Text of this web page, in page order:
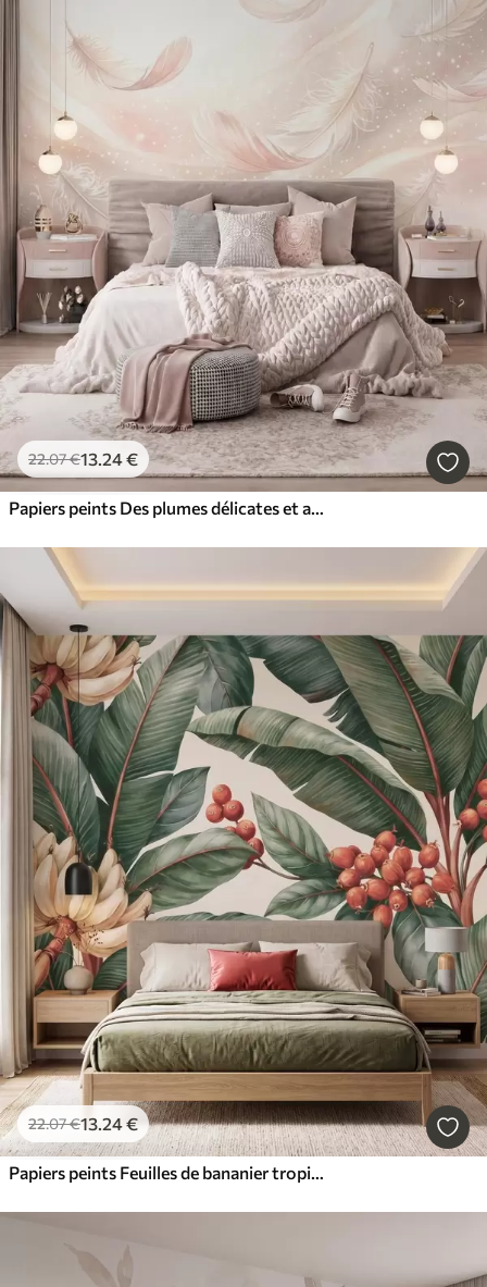
22.07€13.24€
Papiers peints Des plumes délicates et aériennes, nimbées d'une brume rose-pêche aux reflets chatoyants
22.07€13.24€
Papiers peints Feuilles de bananier tropicales ornées de grappes de baies de café rouges, style aquarelle